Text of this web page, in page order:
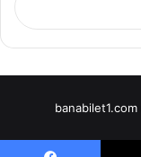
banabilet1.com